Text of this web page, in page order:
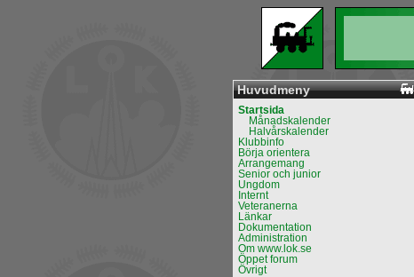
Huvudmeny
Startsida
Månadskalender
Halvårskalender
Klubbinfo
Börja orientera
Arrangemang
Senior och junior
Ungdom
Internt
Veteranerna
Länkar
Dokumentation
Administration
Om www.lok.se
Öppet forum
Övrigt